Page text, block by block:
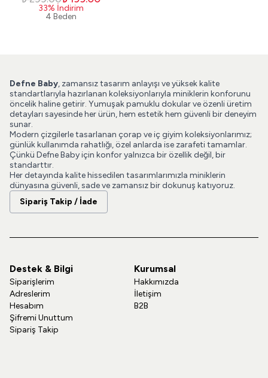
33% İndirim
4 Beden
Defne Baby, zamansız tasarım anlayışı ve yüksek kalite
standartlarıyla hazırlanan koleksiyonlarıyla miniklerin konforunu
öncelik haline getirir. Yumuşak pamuklu dokular ve özenli üretim
detayları sayesinde her ürün, hem estetik hem güvenli bir deneyim
sunar.
Modern çizgilerle tasarlanan çorap ve iç giyim koleksiyonlarımız;
günlük kullanımda rahatlığı, özel anlarda ise zarafeti tamamlar.
Çünkü Defne Baby için konfor yalnızca bir özellik değil, bir
standarttır.
Her detayında kalite hissedilen tasarımlarımızla miniklerin
dünyasına güvenli, sade ve zamansız bir dokunuş katıyoruz.
Sipariş Takip / İade
Destek & Bilgi
Siparişlerim
Adreslerim
Hesabım
Şifremi Unuttum
Sipariş Takip
Kurumsal
Hakkımızda
İletişim
B2B